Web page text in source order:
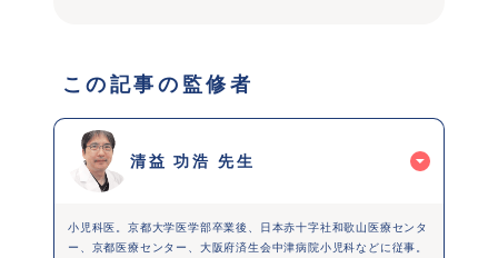
この記事の監修者
清益 功浩 先生
小児科医。京都大学医学部卒業後、日本赤十字社和歌山医療センタ
ー、京都医療センター、大阪府済生会中津病院小児科などに従事。